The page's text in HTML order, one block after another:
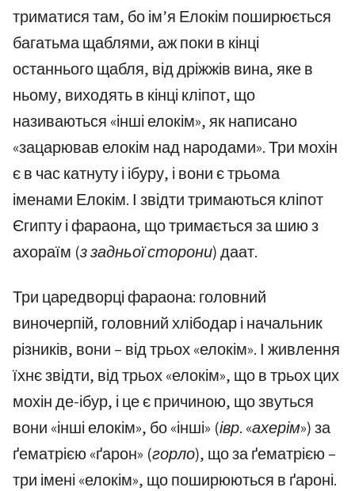
триматися там, бо ім’я Елокім поширюється
багатьма щаблями, аж поки в кінці
останнього щабля, від дріжжів вина, яке в
ньому, виходять в кінці кліпот, що
називаються «інші елокім», як написано
«зацарював елокім над народами». Три мохін
є в час катнуту і ібуру, і вони є трьома
іменами Елокім. І звідти тримаються кліпот
Єгипту і фараона, що тримається за шию з
ахораїм (з задньої сторони)даат.
Три царедворці фараона: головний
виночерпій, головний хлібодар і начальник
різників, вони – від трьох «елокім». І живлення
їхнє звідти, від трьох «елокім», що в трьох цих
мохін де-ібур, і це є причиною, що звуться
вони «інші елокім», бо «інші» (івр. «ахерім»)за
ґематрією «ґарон» (горло), що за ґематрією –
три імені «елокім», що поширюються в ґароні.